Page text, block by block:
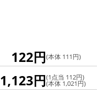
122円(本体 111円)
1,123円(1点当 112円)
(本体 1,021円)